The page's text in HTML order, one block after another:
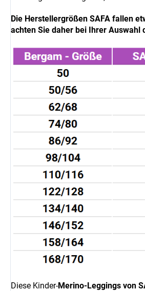
Die Herstellergrößen SAFA fallen
achten Sie daher bei Ihrer Auswahl
Diese Kinder-Merino-Leggings von